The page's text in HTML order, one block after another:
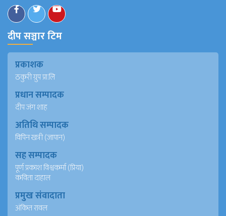
दीप सञ्चार टिम
प्रकाशक
ठकुरी ग्रुप प्रा.लि
प्रधान सम्पादक
दीप जंग शाह
अतिथि सम्पादक
विपिन खत्री (जापान)
सह सम्पादक
पूर्ण प्रकाश विश्वकर्मा (प्रिया)
कविता दाहाल
प्रमुख संवादाता
अंकित रावल